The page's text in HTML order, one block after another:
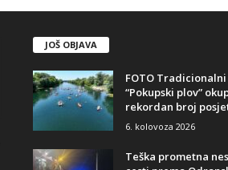
JOŠ OBJAVA
FOTO Tradicionalni
“Pokupski plov”
rekordan broj
6. kolovoza 2026
Teška prometna